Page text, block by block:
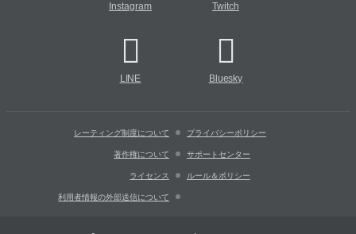
Instagram Twitch
LINE Bluesky
レーティング制度について プライバシーポリシー
著作権について サポートセンター
ライセンス ルール＆ポリシー
利用者情報の外部送信について